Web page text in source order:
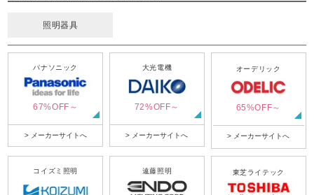
照明器具
パナソニック
67%OFF～
> メーカーサイトへ
大光電機
72%OFF～
> メーカーサイトへ
オーデリック
65%OFF～
> メーカーサイトへ
コイズミ照明 遠藤照明 東芝ライテック